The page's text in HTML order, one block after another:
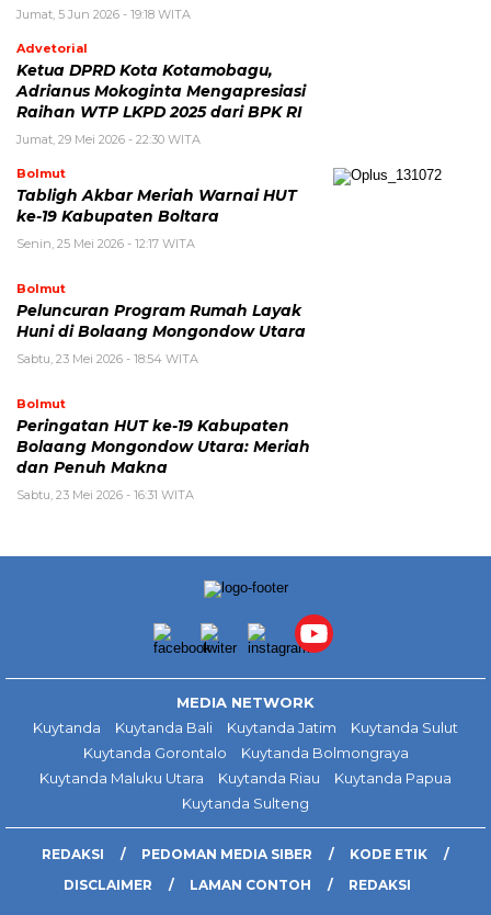
Jumat, 5 Jun 2026 - 19:18 WITA
Advetorial
Ketua DPRD Kota Kotamobagu,
Adrianus Mokoginta Mengapresiasi
Raihan WTP LKPD 2025 dari BPK RI
Jumat, 29 Mei 2026 - 22:30 WITA
Bolmut
Tabligh Akbar Meriah Warnai HUT
ke-19 Kabupaten Boltara
Senin, 25 Mei 2026 - 12:17 WITA
Bolmut
Peluncuran Program Rumah Layak
Huni di Bolaang Mongondow Utara
Sabtu, 23 Mei 2026 - 18:54 WITA
Bolmut
Peringatan HUT ke-19 Kabupaten
Bolaang Mongondow Utara: Meriah
dan Penuh Makna
Sabtu, 23 Mei 2026 - 16:31 WITA
MEDIA NETWORK
Kuytanda
Kuytanda Bali Kuytanda Jatim
Kuytanda Sulut
Kuytanda Gorontalo
Kuytanda Bolmongraya
Kuytanda Maluku Utara
Kuytanda Riau
Kuytanda Papua
Kuytanda Sulteng
REDAKSI PEDOMAN MEDIA SIBER
KODE ETIK
DISCLAIMER
LAMAN CONTOH REDAKSI